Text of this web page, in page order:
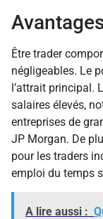
Être trader
négligeables. Le
l’attrait principal.
salaires élevés,
entreprises de
JP Morgan. De
pour les traders
emploi du temps
A lire aussi :